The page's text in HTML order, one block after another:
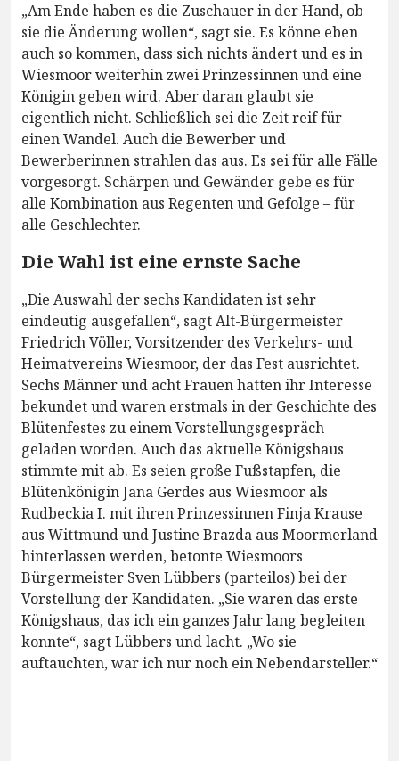
„Am Ende haben es die Zuschauer in der Hand, ob
sie die Änderung wollen“, sagt sie. Es könne eben
auch so kommen, dass sich nichts ändert und es in
Wiesmoor weiterhin zwei Prinzessinnen und eine
Königin geben wird. Aber daran glaubt sie
eigentlich nicht. Schließlich sei die Zeit reif für
einen Wandel. Auch die Bewerber und
Bewerberinnen strahlen das aus. Es sei für alle Fälle
vorgesorgt. Schärpen und Gewänder gebe es für
alle Kombination aus Regenten und Gefolge – für
alle Geschlechter.
Die Wahl ist eine ernste Sache
„Die Auswahl der sechs Kandidaten ist sehr
eindeutig ausgefallen“, sagt Alt-Bürgermeister
Friedrich Völler, Vorsitzender des Verkehrs- und
Heimatvereins Wiesmoor, der das Fest ausrichtet.
Sechs Männer und acht Frauen hatten ihr Interesse
bekundet und waren erstmals in der Geschichte des
Blütenfestes zu einem Vorstellungsgespräch
geladen worden. Auch das aktuelle Königshaus
stimmte mit ab. Es seien große Fußstapfen, die
Blütenkönigin Jana Gerdes aus Wiesmoor als
Rudbeckia I. mit ihren Prinzessinnen Finja Krause
aus Wittmund und Justine Brazda aus Moormerland
hinterlassen werden, betonte Wiesmoors
Bürgermeister Sven Lübbers (parteilos) bei der
Vorstellung der Kandidaten. „Sie waren das erste
Königshaus, das ich ein ganzes Jahr lang begleiten
konnte“, sagt Lübbers und lacht. „Wo sie
auftauchten, war ich nur noch ein Nebendarsteller.“